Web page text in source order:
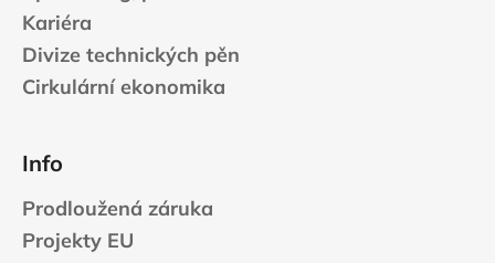
Kariéra
Divize technických pěn
Cirkulární ekonomika
Info
Prodloužená záruka
Projekty EU